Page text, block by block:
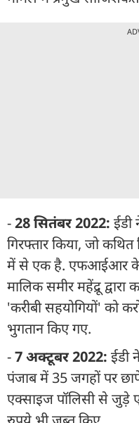
-28 सितंबर 2022: ईडी
गिरफ्तार किया, जो
में से एक है. एफआईआर के
मालिक समीर महेंद्रू
'करीबी सहयोगियों' को
भुगतान किए गए.
-7 अक्टूबर 2022: ईडी
पंजाब में 35 जगहों पर
एक्साइज पॉलिसी से जुड़े